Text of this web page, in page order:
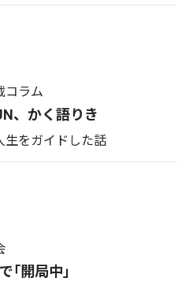
コラム
、かく語りき
をガイドした話
｢開局中｣